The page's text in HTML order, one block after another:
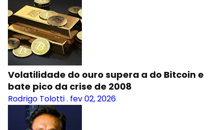
Volatilidade do ouro supera a do Bitcoin e
bate pico da crise de 2008
Rodrigo Tolotti. fev 02, 2026